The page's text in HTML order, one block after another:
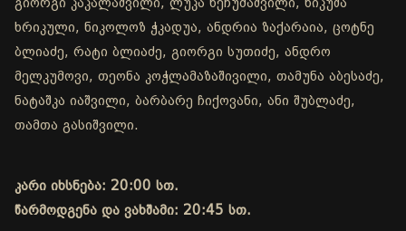
გიორგი კაკალაშვილი, ლუკა ხეჩუმაშვილი, ნიკუშა
ხრიკული, ნიკოლოზ ჭკადუა, ანდრია ზაქარაია, ცოტნე
ბლიაძე, რატი ბლიაძე, გიორგი სუთიძე, ანდრო
მელკუმოვი, თეონა კოჭლამაზაშივილი, თამუნა აბესაძე,
ნატაშკა იაშვილი, ბარბარე ჩიქოვანი, ანი შუბლაძე,
თამთა გასიშვილი.
კარი იხსნება: 20:00 სთ.
წარმოდგენა და ვახშამი: 20:45 სთ.